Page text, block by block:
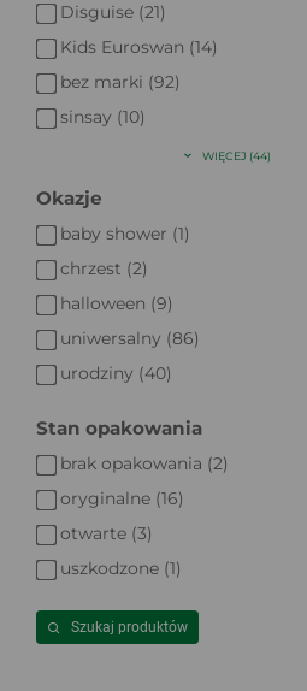
Disguise (21)
Kids Euroswan (14)
bez marki (92)
sinsay (10)
WIĘCEJ (44)
Okazje
baby shower (1)
chrzest (2)
halloween (9)
uniwersalny (86)
urodziny (40)
Stan opakowania
brak opakowania (2)
oryginalne (16)
otwarte (3)
uszkodzone (1)
Szukaj produktów